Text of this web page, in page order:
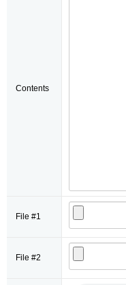
Contents
File #1
File #2